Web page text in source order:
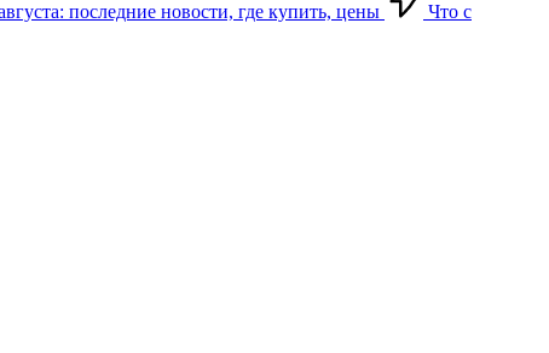
последние новости, где купить, цены
Что с